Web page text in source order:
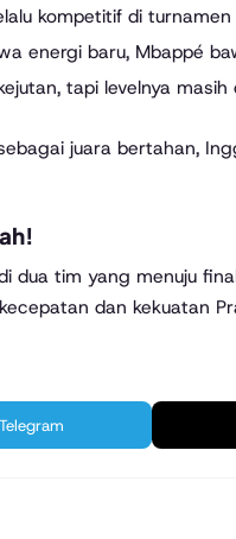
kompetitif di turnamen
energi baru, Mbappé
tapi levelnya
juara bertahan,
dua tim yang menuju
dan kekuatan
Telegram